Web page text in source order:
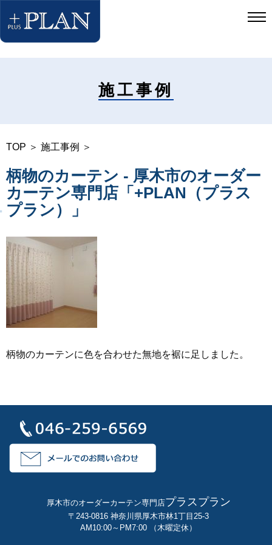
施工事例
TOP ＞ 施工事例 ＞
柄物のカーテン - 厚木市のオーダー
カーテン専門店「+PLAN（プラス
プラン）」
柄物のカーテンに色を合わせた無地を裾に足しました。
厚木市のオーダーカーテン専門店プラスプラン
〒243-0816 神奈川県厚木市林1丁目25-3
AM10:00～PM7:00 （木曜定休）